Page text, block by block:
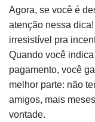
Agora, se você é
atenção nessa
irresistível pra
Quando você
pagamento, você
melhor parte: não
amigos, mais
vontade.